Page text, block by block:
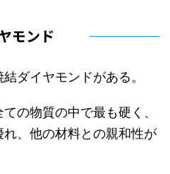
モンド
ダイヤモンドがある。
の物質の中で最も硬く、
、他の材料との親和性が